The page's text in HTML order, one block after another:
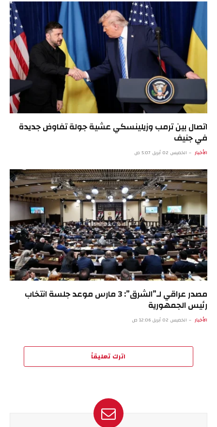
اتصال بين ترمب وزيلينسكي عشية جولة تفاوض جديدة
في جنيف
الأخبار الخميس 02 أبريل 5:07 ص
مصدر عراقي لـ”الشرق”: 3 مارس موعد جلسة انتخاب
رئيس الجمهورية
الأخبار الخميس 02 أبريل 12:06 ص
اترك تعليقاً